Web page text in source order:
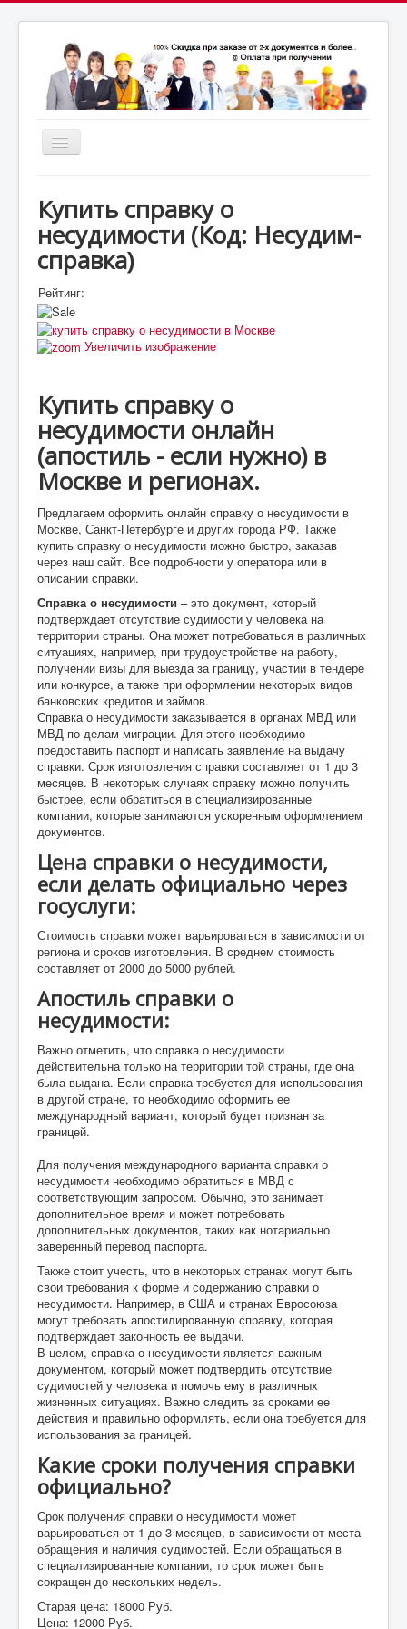
Включить/
Купить справку о
несудимости (Код: Несудим-
справка)
Рейтинг:
Увеличить изображение
Купить справку о
несудимости онлайн
(апостиль - если нужно) в
Москве и регионах.
Предлагаем оформить онлайн справку о несудимости в
Москве, Санкт-Петербурге и других города РФ. Также
купить справку о несудимости можно быстро, заказав
через наш сайт. Все подробности у оператора или в
описании справки.
Справка о несудимости – это документ, который
подтверждает отсутствие судимости у человека на
территории страны. Она может потребоваться в различных
ситуациях, например, при трудоустройстве на работу,
получении визы для выезда за границу, участии в тендере
или конкурсе, а также при оформлении некоторых видов
банковских кредитов и займов.
Справка о несудимости заказывается в органах МВД или
МВД по делам миграции. Для этого необходимо
предоставить паспорт и написать заявление на выдачу
справки. Срок изготовления справки составляет от 1 до 3
месяцев. В некоторых случаях справку можно получить
быстрее, если обратиться в специализированные
компании, которые занимаются ускоренным оформлением
документов.
Цена справки о несудимости,
если делать официально через
госуслуги:
Стоимость справки может варьироваться в зависимости от
региона и сроков изготовления. В среднем стоимость
составляет от 2000 до 5000 рублей.
Апостиль справки о
несудимости:
Важно отметить, что справка о несудимости
действительна только на территории той страны, где она
была выдана. Если справка требуется для использования
в другой стране, то необходимо оформить ее
международный вариант, который будет признан за
границей.
Для получения международного варианта справки о
несудимости необходимо обратиться в МВД с
соответствующим запросом. Обычно, это занимает
дополнительное время и может потребовать
дополнительных документов, таких как нотариально
заверенный перевод паспорта.
Также стоит учесть, что в некоторых странах могут быть
свои требования к форме и содержанию справки о
несудимости. Например, в США и странах Евросоюза
могут требовать апостилированную справку, которая
подтверждает законность ее выдачи.
В целом, справка о несудимости является важным
документом, который может подтвердить отсутствие
судимостей у человека и помочь ему в различных
жизненных ситуациях. Важно следить за сроками ее
действия и правильно оформлять, если она требуется для
использования за границей.
Какие сроки получения справки
официально?
Срок получения справки о несудимости может
варьироваться от 1 до 3 месяцев, в зависимости от места
обращения и наличия судимостей. Если обращаться в
специализированные компании, то срок может быть
сокращен до нескольких недель.
Старая цена: 18000 Руб.
Цена: 12000 Руб.